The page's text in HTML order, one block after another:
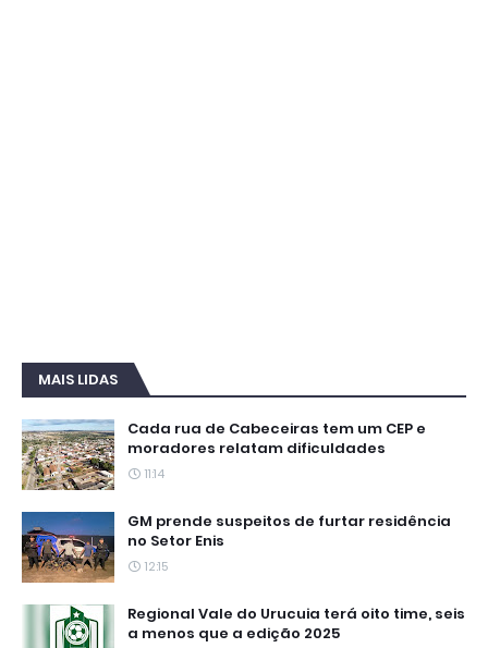
MAIS LIDAS
Cada rua de Cabeceiras tem um CEP e
moradores relatam dificuldades
11:14
GM prende suspeitos de furtar residência
no Setor Enis
12:15
Regional Vale do Urucuia terá oito time, seis
a menos que a edição 2025